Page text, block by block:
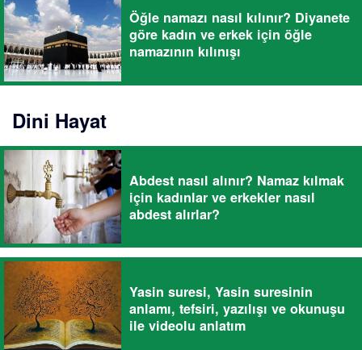
Öğle namazı nasıl kılınır? Diyanete
göre kadın ve erkek için öğle
namazının kılınışı
Dini Hayat
Abdest nasıl alınır? Namaz kılmak
için kadınlar ve erkekler nasıl
abdest alırlar?
Yasin suresi, Yasin suresinin
anlamı, tefsiri, yazılışı ve okunuşu
ile videolu anlatım